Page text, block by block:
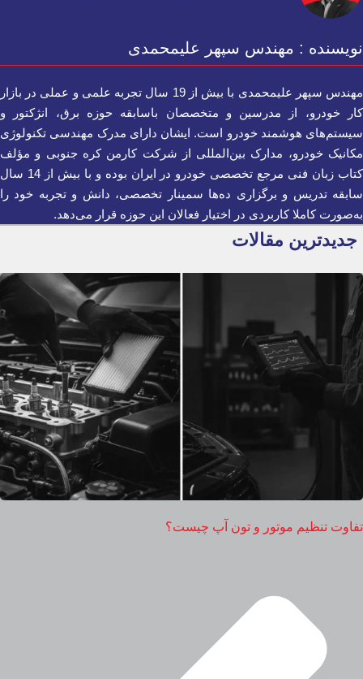
نویسنده : مهندس سپهر علیمحمدی
مهندس سپهر علیمحمدی با بیش از 19 سال تجربه علمی و عملی در بازار
کار خودرو، از مدرسین و متخصصان باسابقه حوزه برق، انژکتور و
سیستم‌های هوشمند خودرو است. ایشان دارای مدرک مهندسی تکنولوژی
مکانیک خودرو، مدارک بین‌المللی از شرکت کارمن کره جنوبی و مؤلف
کتاب زبان فنی مرجع تخصصی خودرو در ایران بوده و با بیش از 14 سال
سابقه تدریس و برگزاری ده‌ها سمینار تخصصی، دانش و تجربه خود را
به‌صورت کاملا کاربردی در اختیار فعالان این حوزه قرار می‌دهد.
جدیدترین مقالات
تفاوت تنظیم موتور و تون آپ چیست؟